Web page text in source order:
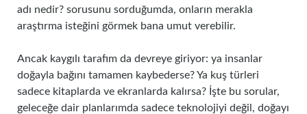
adı nedir? sorusunu sorduğumda, onların merakla
araştırma isteğini görmek bana umut verebilir.
Ancak kaygılı tarafım da devreye giriyor: ya insanlar
doğayla bağını tamamen kaybederse? Ya kuş türleri
sadece kitaplarda ve ekranlarda kalırsa? İşte bu sorular,
geleceğe dair planlarımda sadece teknolojiyi değil, doğayı